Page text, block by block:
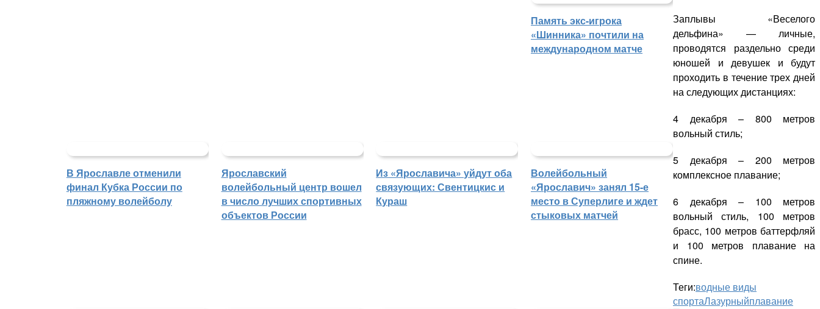
Память экс-игрока
«Шинника» почтили на
международном матче
В Ярославле отменили
финал Кубка России по
пляжному волейболу
Ярославский
волейбольный центр вошел
в число лучших спортивных
объектов России
Из «Ярославича» уйдут оба
связующих: Свентицкис и
Кураш
Волейбольный
«Ярославич» занял 15-е
место в Суперлиге и ждет
стыковых матчей
Заплывы «Веселого
дельфина» — личные,
проводятся раздельно среди
юношей и девушек и будут
проходить в течение трех дней
на следующих дистанциях:
4 декабря – 800 метров
вольный стиль;
5 декабря – 200 метров
комплексное плавание;
6 декабря – 100 метров
вольный стиль, 100 метров
брасс, 100 метров баттерфляй
и 100 метров плавание на
спине.
Теги:водные виды
спортаЛазурныйплавание